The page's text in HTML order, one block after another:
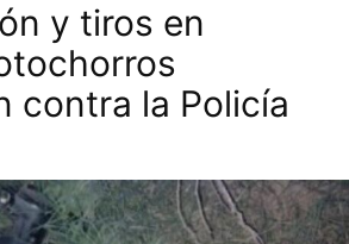
y tiros en
contra la Policía